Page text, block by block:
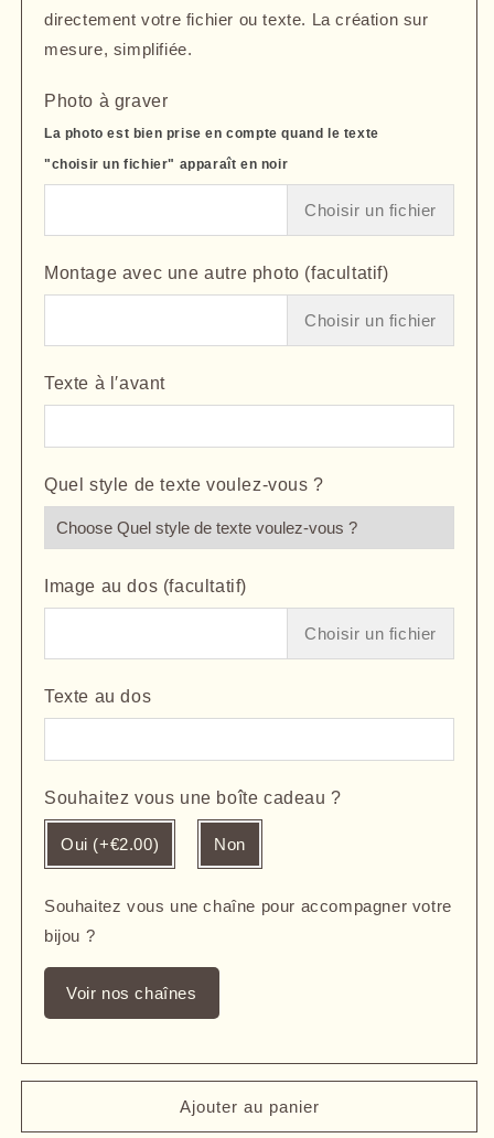
photo
photo
directement votre fichier ou texte. La création sur
mesure, simplifiée.
Photo à graver
La photo est bien prise en compte quand le texte
"choisir un fichier" apparaît en noir
Choisir un fichier
Montage avec une autre photo (facultatif)
Choisir un fichier
Texte à l′avant
Quel style de texte voulez-vous ?
Image au dos (facultatif)
Choisir un fichier
Texte au dos
Souhaitez vous une boîte cadeau ?
Oui (+€2.00) Non
Souhaitez vous une chaîne pour accompagner votre
bijou ?
Voir nos chaînes
Ajouter au panier